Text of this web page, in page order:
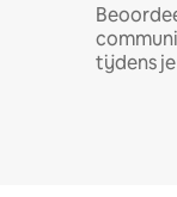
tijdens